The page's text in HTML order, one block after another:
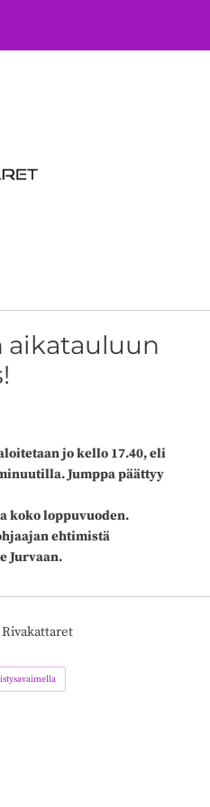
ry
aikatauluun
jo kello 17.40, eli
Jumppa päättyy
koko loppuvuoden.
ehtimistä
Jurvaan.